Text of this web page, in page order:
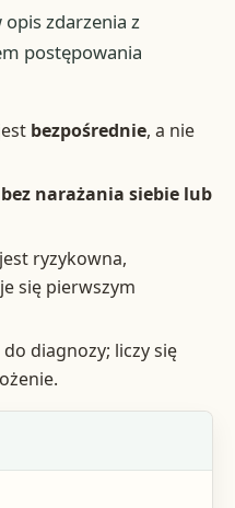
zdarzenia z
postępowania
bezpośrednie, a nie
bez narażania siebie lub
ryzykowna,
się pierwszym
diagnozy; liczy się